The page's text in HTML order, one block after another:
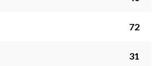
72
31